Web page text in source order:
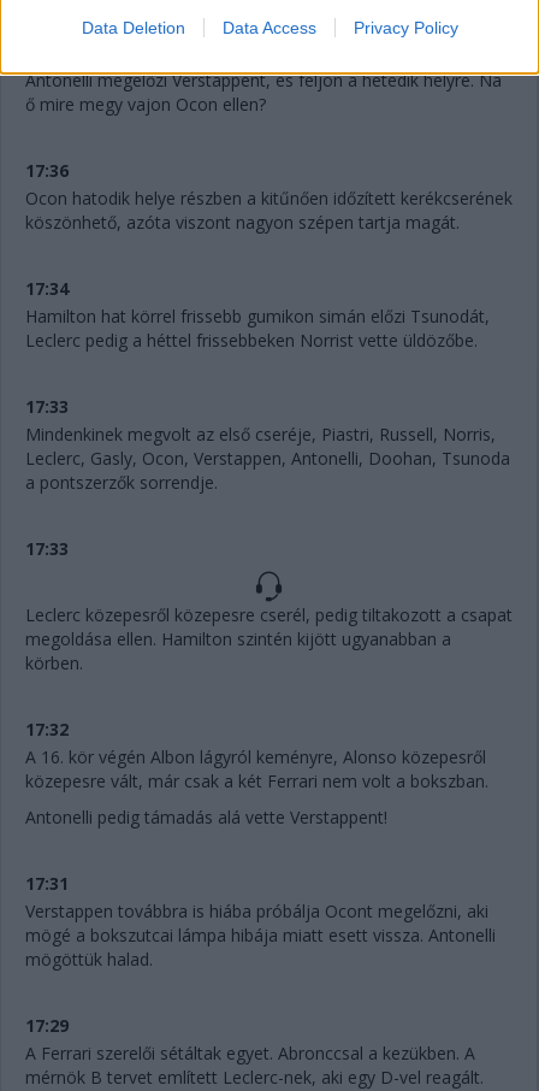
Data Deletion Data Access Privacy Policy
Antonelli megelőzi Verstappent, és feljön a hetedik helyre. Na
ő mire megy vajon Ocon ellen?
17:36
Ocon hatodik helye részben a kitűnően időzített kerékcserének
köszönhető, azóta viszont nagyon szépen tartja magát.
17:34
Hamilton hat körrel frissebb gumikon simán előzi Tsunodát,
Leclerc pedig a héttel frissebbeken Norrist vette üldözőbe.
17:33
Mindenkinek megvolt az első cseréje, Piastri, Russell, Norris,
Leclerc, Gasly, Ocon, Verstappen, Antonelli, Doohan, Tsunoda
a pontszerzők sorrendje.
17:33
Leclerc közepesről közepesre cserél, pedig tiltakozott a csapat
megoldása ellen. Hamilton szintén kijött ugyanabban a
körben.
17:32
A 16. kör végén Albon lágyról keményre, Alonso közepesről
közepesre vált, már csak a két Ferrari nem volt a bokszban.
Antonelli pedig támadás alá vette Verstappent!
17:31
Verstappen továbbra is hiába próbálja Ocont megelőzni, aki
mögé a bokszutcai lámpa hibája miatt esett vissza. Antonelli
mögöttük halad.
17:29
A Ferrari szerelői sétáltak egyet. Abronccsal a kezükben. A
mérnök B tervet említett Leclerc-nek, aki egy D-vel reagált.